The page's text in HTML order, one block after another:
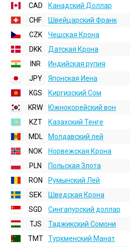
CAD
Канадский Доллар
CHF
Швейцарский Франк
CZK
Чешская Крона
DKK
Датская Крона
INR
Индийская pупия
JPY
Японская Иена
KGS
Киргизский Сом
KRW
Южнокорейский вон
KZT
Казахский Тенге
MDL
Молдавский лей
NOK
Норвежская Крона
PLN
Польская Злота
RON
Румынский Лей
SEK
Шведская Крона
SGD
Сингапурский доллар
TJS
Таджикский Сомони
TMT
Туркменский Манат